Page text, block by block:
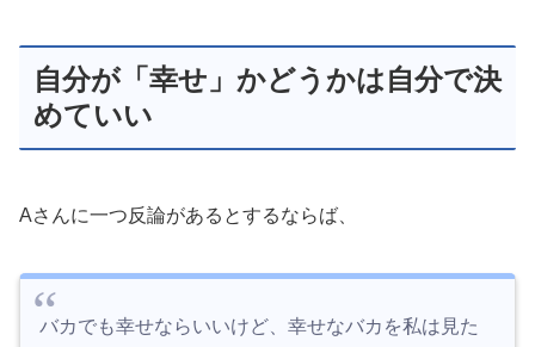
自分が「幸せ」かどうかは自分で決
めていい
Aさんに一つ反論があるとするならば、
バカでも幸せならいいけど、幸せなバカを私は見た